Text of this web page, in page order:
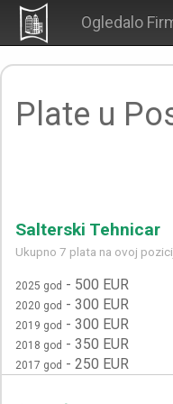
Ogledalo
Plate u
Salterski Tehnicar
Ukupno 7 plata na ovoj
2025 god - 500 EUR
2020 god - 300 EUR
2019 god - 300 EUR
2018 god - 350 EUR
2017 god - 250 EUR